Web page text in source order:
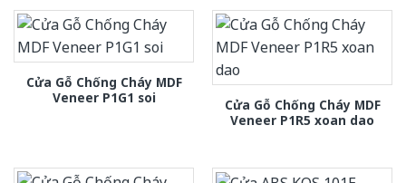
Cửa Gỗ Chống Cháy MDF
Veneer P1G1 soi
Cửa Gỗ Chống Cháy MDF
Veneer P1R5 xoan dao